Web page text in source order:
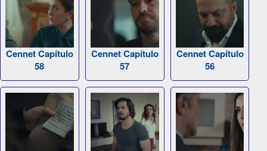
Cennet Capítulo
58
Cennet Capítulo
57
Cennet Capítulo
56